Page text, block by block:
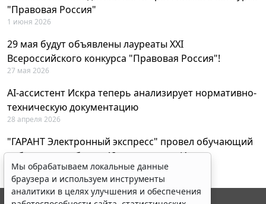
"Правовая Россия"
1 июня 2026
29 мая будут объявлены лауреаты XXI
Всероссийского конкурса "Правовая Россия"!
27 мая 2026
AI-ассистент Искра теперь анализирует нормативно-
техническую документацию
28 апреля 2026
"ГАРАНТ Электронный экспресс" провел обучающий
вебинар по работе с AI-ассистентом Искра
23 апреля 2026
Мы обрабатываем локальные данные
браузера и используем инструменты
аналитики в целях улучшения и обеспечения